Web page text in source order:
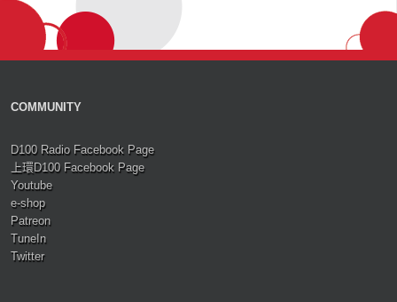
COMMUNITY
D100 Radio Facebook Page
上環D100 Facebook Page
Youtube
e-shop
Patreon
TuneIn
Twitter